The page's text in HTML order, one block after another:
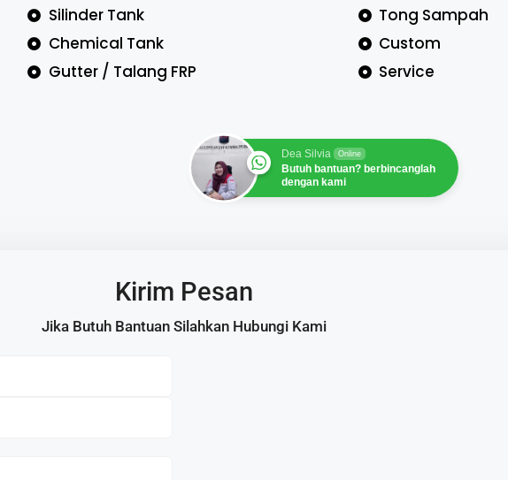
Silinder Tank
Chemical Tank
Gutter / Talang FRP
Tong Sampah
Custom
Service
Dea Silvia Online
Butuh bantuan? berbincanglah
dengan kami
Kirim Pesan
Jika Butuh Bantuan Silahkan Hubungi Kami